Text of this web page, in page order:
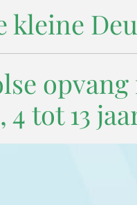
kleine
tot 13